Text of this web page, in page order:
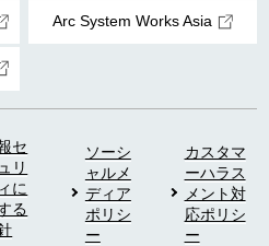
Arc System Works Asia
セ
リ
に
る
ソーシ
ャルメ
ディア
ポリシ
ー
カスタマ
ーハラス
メント対
応ポリシ
ー